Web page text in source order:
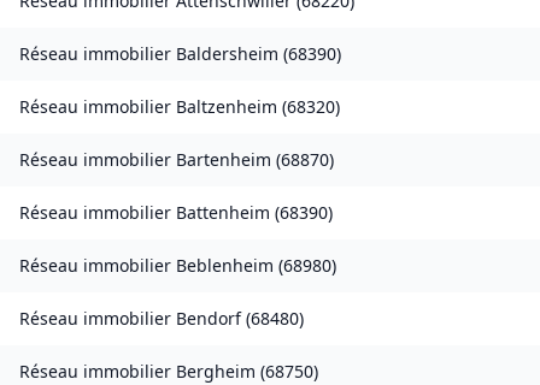
Réseau immobilier Baldersheim (68390)
Réseau immobilier Baltzenheim (68320)
Réseau immobilier Bartenheim (68870)
Réseau immobilier Battenheim (68390)
Réseau immobilier Beblenheim (68980)
Réseau immobilier Bendorf(68480)
Réseau immobilier Bergheim (68750)